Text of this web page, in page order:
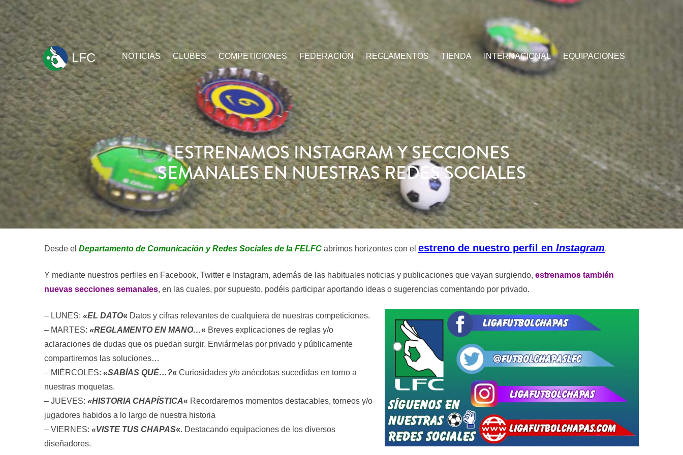
ir
al
contenido
LFC NOTICIAS CLUBES COMPETICIONES FEDERACIÓN REGLAMENTOS TIENDA INTERNACIONAL EQUIPACIONES
ESTRENAMOS INSTAGRAM Y SECCIONES
SEMANALES EN NUESTRAS REDES SOCIALES
Desde el Departamento de Comunicación y Redes Sociales de la FELFC abrimos horizontes con el estreno de nuestro perfil en Instagram.
Y mediante nuestros perfiles en Facebook, Twitter e Instagram, además de las habituales noticias y publicaciones que vayan surgiendo, estrenamos también
nuevas secciones semanales, en las cuales, por supuesto, podéis participar aportando ideas o sugerencias comentando por privado.
– LUNES: «EL DATO« Datos y cifras relevantes de cualquiera de nuestras competiciones.
– MARTES: «REGLAMENTO EN MANO…« Breves explicaciones de reglas y/o
aclaraciones de dudas que os puedan surgir. Enviármelas por privado y públicamente
compartiremos las soluciones…
– MIÉRCOLES: «SABÍAS QUÉ…?« Curiosidades y/o anécdotas sucedidas en torno a
nuestras moquetas.
– JUEVES: «HISTORIA CHAPÍSTICA« Recordaremos momentos destacables, torneos y/o
jugadores habidos a lo largo de nuestra historia
– VIERNES: «VISTE TUS CHAPAS«. Destacando equipaciones de los diversos
diseñadores.